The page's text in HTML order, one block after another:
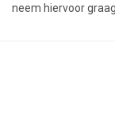
neem hiervoor